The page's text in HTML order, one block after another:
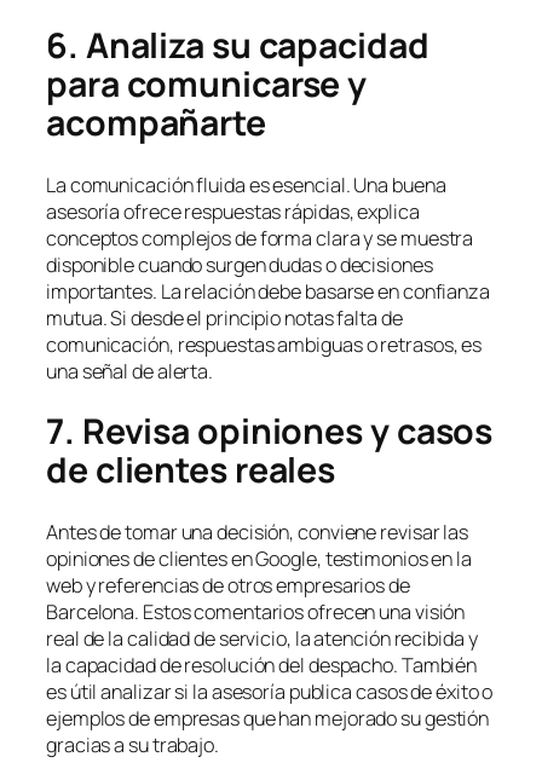
6. Analiza su capacidad
para comunicarse y
acompañarte
La comunicación fluida es esencial. Una buena
asesoría ofrece respuestas rápidas, explica
conceptos complejos de forma clara y se muestra
disponible cuando surgen dudas o decisiones
importantes. La relación debe basarse en confianza
mutua. Si desde el principio notas falta de
comunicación, respuestas ambiguas o retrasos, es
una señal de alerta.
7. Revisa opiniones y casos
de clientes reales
Antes de tomar una decisión, conviene revisar las
opiniones de clientes en Google, testimonios en la
web y referencias de otros empresarios de
Barcelona. Estos comentarios ofrecen una visión
real de la calidad de servicio, la atención recibida y
la capacidad de resolución del despacho. También
es útil analizar si la asesoría publica casos de éxito o
ejemplos de empresas que han mejorado su gestión
gracias a su trabajo.